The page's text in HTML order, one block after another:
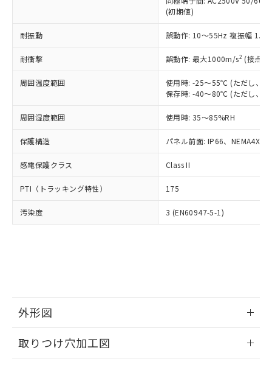
(初期値)
耐振動 誤動作: 10～55Hz 複振幅
耐衝撃 誤動作: 最大1000m/s2 (接点
周囲温度範囲
使用時: -25～55℃ (ただし、氷
保存時: -40～80℃ (ただし、氷
周囲湿度範囲 使用時: 35～85%RH
保護構造 パネル前面: IP66、NEMA4X,
感電保護クラス Class II
PTI（トラッキング特性） 175
汚染度 3 (EN60947-5-1)
外形図
取りつけ穴加工図
正式な納期状況および標準価格はお客
様のお取引先、またはお客様担当のオ
ムロン制御機器販売店・当社販売員に
オムロン制御機器販売店や当社販売拠
販売ネットワーク
」をご確認
事前の承諾なく第三者に漏洩または開
示しないようお願いします。
マイパーツ機能（部品リスト作成サー
ビス）をご利用いただくには、I-Web
メンバーズにご登録されている必要が
あります。
お客様が当ウェブサイト上で当社にご
登録された部品リストについて、当社
および当社の共同利用者が、当社の製
(PBDE) 1000ppm以下、フタル酸ビス(2-エチルヘキシ
ル) (DEHP)(別名：DOP) 1000ppm以下、フタル酸ブチ
（DBP） 1000ppm以下、フタル酸ジイソブチル
但し、RoHS指令で産業用監視および制御機器に対する
フタル酸エステル類の４物質については閾値を超える意
図的な使用がないことを確認しています。
※2 対応予定月
部品在庫の切り替え状況などにより、予定
月が前後することがあります。
※3 非含有証明書ダウンロード
※本証明書は発行日時点で非含有を証明す
るもので、過去に遡って非含有を証明する
また、RoHS指令のフタル酸エステル類４
物質の対応では、対応完了までの期間は出
荷製品に未対応品が混在することから備考
ニル類) : 1000ppm、 PBDEs(ポリ臭化ジフェニルエーテ
イソブチル) : 1000ppm、 BBP(フタル酸ブチルベンジ
DEHP(フタル酸ビス(2-エチルヘキシル)) : 1000ppm
「ｅ」：有害物質（10物質）のすべてが基
準値以下であることを示します。
「10」：通常の使用状況下において有害物
質が外部に漏えいし、環境に深刻な影響を
及ぼさない年数を意味します。
い合わせください。
当社は規制貨物を破棄する場合は、完
全に破砕するなど、違法に輸出されな
いよう必要な手段を講じます。
当社は貴社製品を、核兵器、ミサイ
ル、化学兵器、生物兵器またはその他
武器並びにこれらの製造装置等に一切
当社は、貴社製品を第三者に販売する
場合は、上記1、2および3の内容を当
該第三者に通知します。また当社は、
販売先および販売に係わる関係者が違
り引きをいたしません。
一定数以上の在庫あり
一定数には満たないが在庫あり
在庫なし(最新の在庫状況につ
いては、お客様のお取引先、ま
たはお客様担当のオムロン制御
機器販売店・当社販売員にご確
白
受注生産機種、また在庫状況の
情報を公開していない機種